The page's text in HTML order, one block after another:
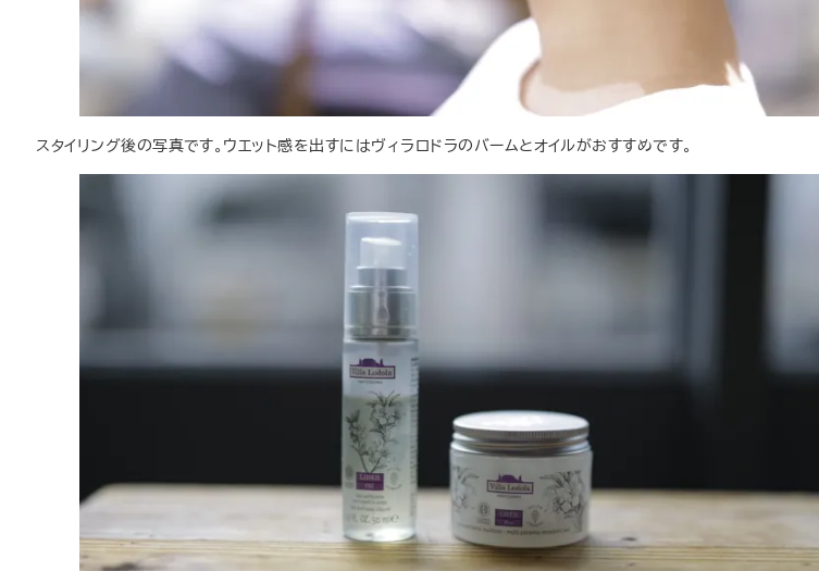
スタイリング後の写真です。ウエット感を出すにはヴィラロドラのバームとオイルがおすすめです。